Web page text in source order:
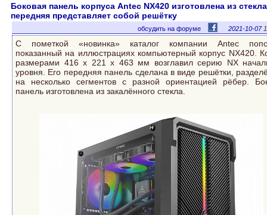
Боковая панель корпуса Antec NX420 изготовлена из
передняя представляет собой решётку
обсудить на форуме 2021-10-07
С пометкой «новинка» каталог компании Antec
показанный на иллюстрациях компьютерный корпус NX420.
размерами 416 х 221 х 463 мм возглавил серию NX
уровня. Его передняя панель сделана в виде решётки,
на несколько сегментов с разной ориентацией рёбер.
панель изготовлена из закалённого стекла.